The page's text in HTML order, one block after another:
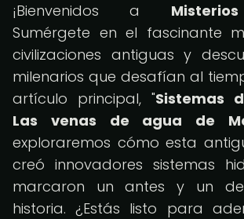
¡Bienvenidos a
Sumérgete en el fascinante
civilizaciones antiguas y
milenarios que desafían al
artículo principal, "Sistemas
Las venas de agua de
exploraremos cómo esta
creó innovadores sistemas
marcaron un antes y un
historia. ¿Estás listo para